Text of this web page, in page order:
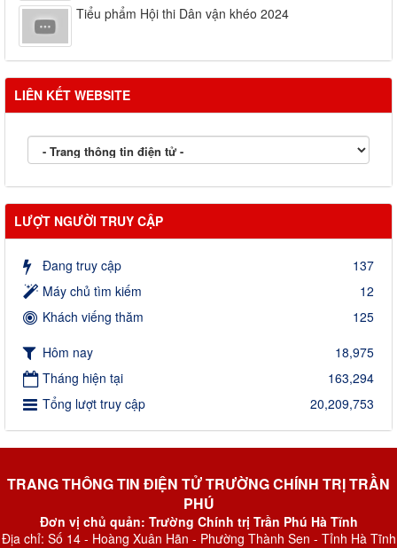
Tiểu phẩm Hội thi Dân vận khéo 2024
LIÊN KẾT WEBSITE
LƯỢT NGƯỜI TRUY CẬP
Đang truy cập
137
Máy chủ tìm kiếm
12
Khách viếng thăm
125
Hôm nay
18,975
Tháng hiện tại
163,294
Tổng lượt truy cập
20,209,753
TRANG THÔNG TIN ĐIỆN TỬ TRƯỜNG CHÍNH TRỊ TRẦN
PHÚ
Đơn vị chủ quản: Trường Chính trị Trần Phú Hà Tĩnh
Địa chỉ: Số 14 - Hoàng Xuân Hãn - Phường Thành Sen - Tỉnh Hà Tĩnh